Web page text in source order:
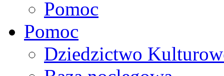
Pomoc
Pomoc
Dziedzictwo